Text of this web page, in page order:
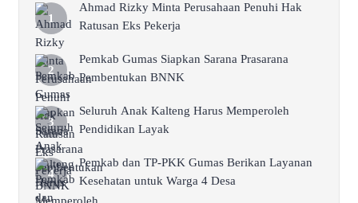
Ahmad Rizky Minta Perusahaan Penuhi Hak
Ratusan Eks Pekerja
Pemkab Gumas Siapkan Sarana Prasarana
Pembentukan BNNK
Seluruh Anak Kalteng Harus Memperoleh
Pendidikan Layak
Pemkab dan TP-PKK Gumas Berikan Layanan
Kesehatan untuk Warga 4 Desa